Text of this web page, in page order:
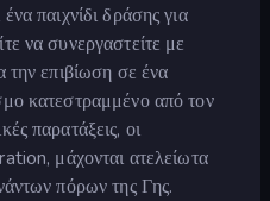
παιχνίδι δράσης για
να συνεργαστείτε με
την επιβίωση σε ένα
κατεστραμμένο από τον
παρατάξεις, οι
μάχονται ατελείωτα
πόρων της Γης.